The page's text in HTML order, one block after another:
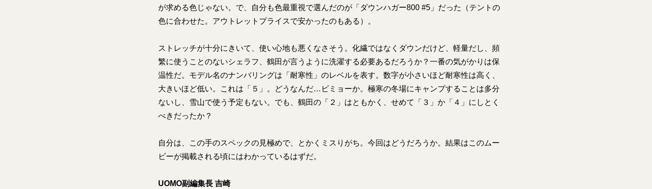
が求める色じゃない。で、自分も色最重視で選んだのが「ダウンハガー800 #5」だった（テントの
色に合わせた。アウトレットプライスで安かったのもある）。
ストレッチが十分にきいて、使い心地も悪くなさそう。化繊ではなくダウンだけど、軽量だし、頻
繁に使うことのないシェラフ、鶴田が言うように洗濯する必要あるだろうか？一番の気がかりは保
温性だ。モデル名のナンバリングは「耐寒性」のレベルを表す。数字が小さいほど耐寒性は高く、
大きいほど低い。これは「５」。どうなんだ…ビミョーか。極寒の冬場にキャンプすることは多分
ないし、雪山で使う予定もない。でも、鶴田の「２」はともかく、せめて「３」か「４」にしとく
べきだったか？
自分は、この手のスペックの見極めで、とかくミスりがち。今回はどうだろうか。結果はこのムー
ビーが掲載される頃にはわかっているはずだ。
UOMO副編集長 吉崎